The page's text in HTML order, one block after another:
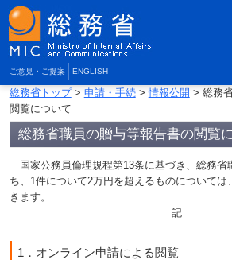
ご意見・ご提案 ENGLISH
総務省トップ> 申請・手続>情報公開 > 総務
閲覧について
総務省職員の贈与等報告書の閲覧
国家公務員倫理規程第13条に基づき、総務省
ち、1件について2万円を超えるものについては
きます。
記
1．オンライン申請による閲覧